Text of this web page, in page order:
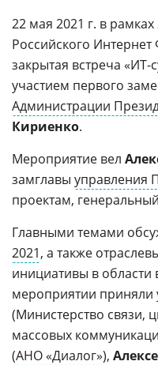
22 мая 2021 г. в
Российского
закрытая встреча «ИТ-
участием первого
Администрации
Кириенко.
Мероприятие вел
замглавы управления
проектам,
Главными темами
2021, а также
инициативы в области
мероприятии приняли
(Министерство связи,
массовых
(АНО «Диалог»),